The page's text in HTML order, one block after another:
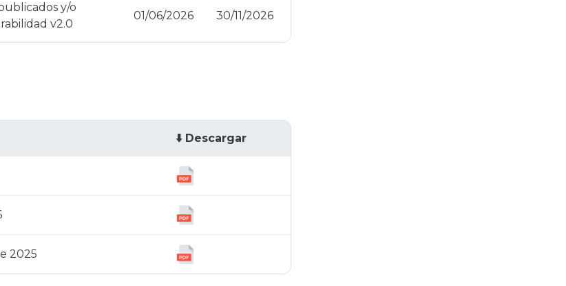
y/o
v2.0
01/06/2026 30/11/2026
⬇️ Descargar
2025